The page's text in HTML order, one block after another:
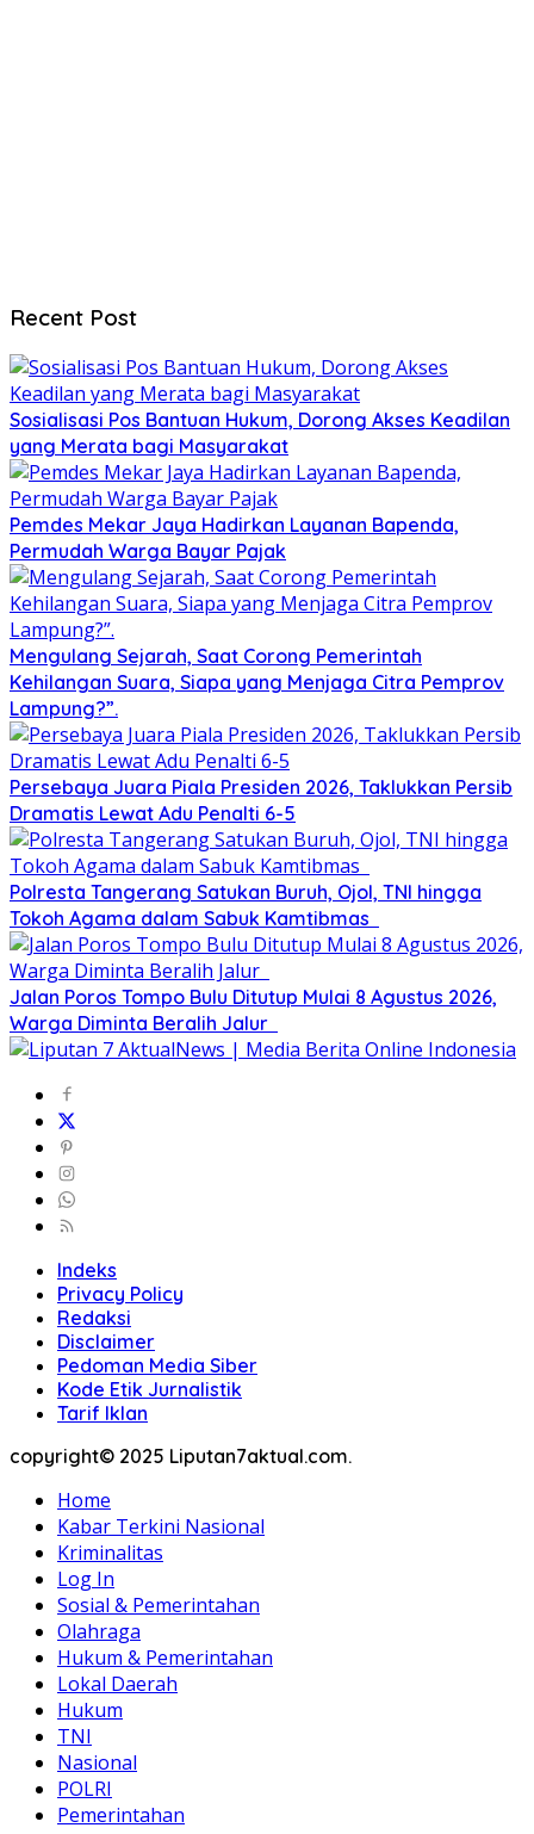
Recent Post
Sosialisasi Pos Bantuan Hukum, Dorong Akses Keadilan
yang Merata bagi Masyarakat
Pemdes Mekar Jaya Hadirkan Layanan Bapenda,
Permudah Warga Bayar Pajak
Mengulang Sejarah, Saat Corong Pemerintah
Kehilangan Suara, Siapa yang Menjaga Citra Pemprov
Lampung?”.
Persebaya Juara Piala Presiden 2026, Taklukkan Persib
Dramatis Lewat Adu Penalti 6-5
Polresta Tangerang Satukan Buruh, Ojol, TNI hingga
Tokoh Agama dalam Sabuk Kamtibmas
Jalan Poros Tompo Bulu Ditutup Mulai 8 Agustus 2026,
Warga Diminta Beralih Jalur
Indeks
Privacy Policy
Redaksi
Disclaimer
Pedoman Media Siber
Kode Etik Jurnalistik
Tarif Iklan
copyright© 2025 Liputan7aktual.com.
Home
Kabar Terkini Nasional
Kriminalitas
Log In
Sosial & Pemerintahan
Olahraga
Hukum & Pemerintahan
Lokal Daerah
Hukum
TNI
Nasional
POLRI
Pemerintahan